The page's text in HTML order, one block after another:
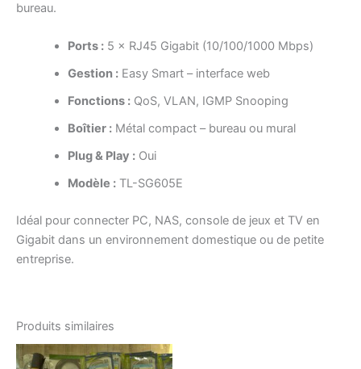
bureau.
Ports :5 × RJ45 Gigabit (10/100/1000 Mbps)
Gestion :Easy Smart – interface web
Fonctions :QoS, VLAN, IGMP Snooping
Boîtier :Métal compact – bureau ou mural
Plug & Play :Oui
Modèle :TL-SG605E
Idéal pour connecter PC, NAS, console de jeux et TV en
Gigabit dans un environnement domestique ou de petite
entreprise.
Produits similaires